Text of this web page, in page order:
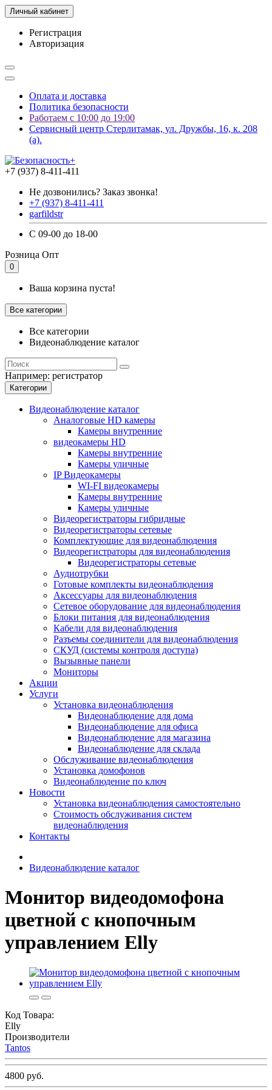
Личный кабинет
Регистрация
Авторизация
Оплата и доставка
Политика безопасности
Работаем с 10:00 до 19:00
Сервисный центр Стерлитамак, ул. Дружбы, 16, к. 208
(а).
+7 (937) 8-411-411
Не дозвонились? Заказ звонка!
+7 (937) 8-411-411
garfildstr
С 09-00 до 18-00
Розница Опт
0
Ваша корзина пуста!
Все категории
Все категории
Видеонаблюдение каталог
Например: регистратор
Категории
Видеонаблюдение каталог
Аналоговые HD камеры
Камеры внутренние
видеокамеры HD
Камеры внутренние
Камеры уличные
IP Видеокамеры
WI-FI видеокамеры
Камеры внутренние
Камеры уличные
Видеорегистраторы гибридные
Видеорегистраторы сетевые
Комплектующие для видеонаблюдения
Видеорегистраторы для видеонаблюдения
Видеорегистраторы сетевые
Аудиотрубки
Готовые комплекты видеонаблюдения
Аксессуары для видеонаблюдения
Сетевое оборудование для видеонаблюдения
Блоки питания для видеонаблюдения
Кабели для видеонаблюдения
Разъемы соединители для видеонаблюдения
СКУД (системы контроля доступа)
Вызывные панели
Мониторы
Акции
Услуги
Установка видеонаблюдения
Видеонаблюдение для дома
Видеонаблюдение для офиса
Видеонаблюдение для магазина
Видеонаблюдение для склада
Обслуживание видеонаблюдения
Установка домофонов
Видеонаблюдение по ключ
Новости
Установка видеонаблюдения самостоятельно
Стоимость обслуживания систем
видеонаблюдения
Контакты
Видеонаблюдение каталог
Монитор видеодомофона
цветной с кнопочным
управлением Elly
Код Товара:
Elly
Производители
Tantos
4800 руб.